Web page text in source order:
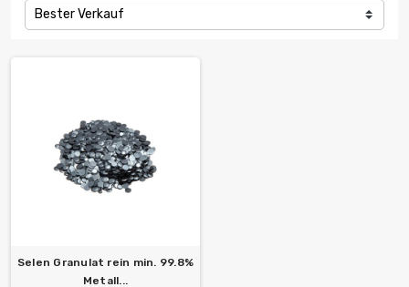
Bester Verkauf
Selen Granulat rein min. 99.8%
Metall...